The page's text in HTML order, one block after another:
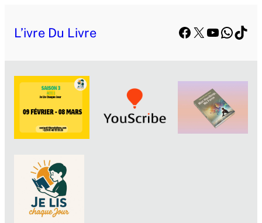
L’ivre Du Livre Facebook
X YouTube